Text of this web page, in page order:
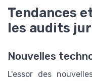
Tendances
les audits
Nouvelles
L'essor des